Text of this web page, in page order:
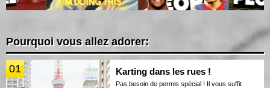
Pourquoi vous allez adorer:
01 Karting dans les rues !
Pas besoin de permis spécial ! Il vous suffit